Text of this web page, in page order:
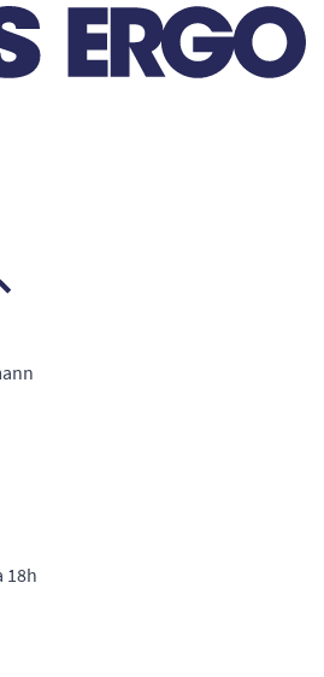
gamme TENA Fix et toutes
aider à gérer
18h